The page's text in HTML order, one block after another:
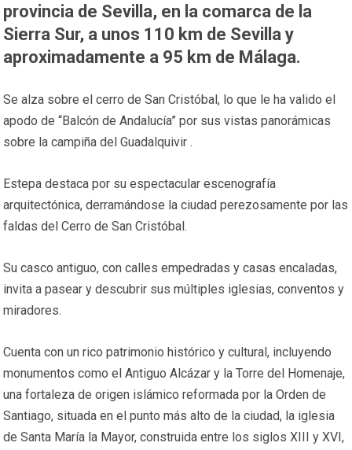
provincia de Sevilla, en la comarca de la
Sierra Sur, a unos 110 km de Sevilla y
aproximadamente a 95 km de Málaga.
Se alza sobre el cerro de San Cristóbal, lo que le ha valido el
apodo de “Balcón de Andalucía” por sus vistas panorámicas
sobre la campiña del Guadalquivir .
Estepa destaca por su espectacular escenografía
arquitectónica, derramándose la ciudad perezosamente por las
faldas del Cerro de San Cristóbal.
Su casco antiguo, con calles empedradas y casas encaladas,
invita a pasear y descubrir sus múltiples iglesias, conventos y
miradores.
Cuenta con un rico patrimonio histórico y cultural, incluyendo
monumentos como el Antiguo Alcázar y la Torre del Homenaje,
una fortaleza de origen islámico reformada por la Orden de
Santiago, situada en el punto más alto de la ciudad, la iglesia
de Santa María la Mayor, construida entre los siglos XIII y XVI,